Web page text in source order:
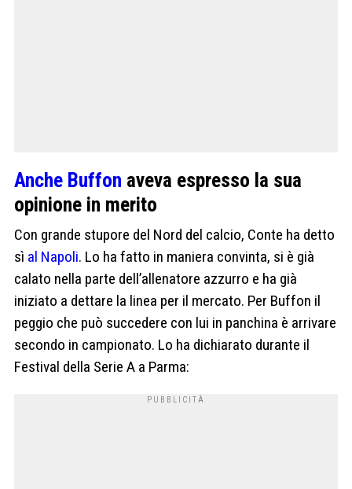
Anche Buffon aveva espresso la sua
opinione in merito
Con grande stupore del Nord del calcio, Conte ha detto
sì al Napoli. Lo ha fatto in maniera convinta, si è già
calato nella parte dell’allenatore azzurro e ha già
iniziato a dettare la linea per il mercato. Per Buffon il
peggio che può succedere con lui in panchina è arrivare
secondo in campionato. Lo ha dichiarato durante il
Festival della Serie A a Parma: